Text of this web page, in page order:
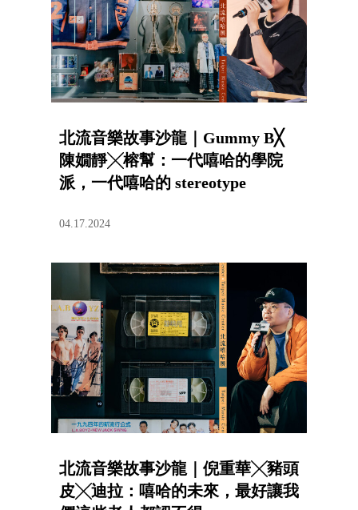
北流音樂故事沙龍｜Gummy B╳
陳嫺靜╳榕幫：一代嘻哈的學院
派，一代嘻哈的 stereotype
04.17.2024
北流音樂故事沙龍｜倪重華╳豬頭
皮╳迪拉：嘻哈的未來，最好讓我